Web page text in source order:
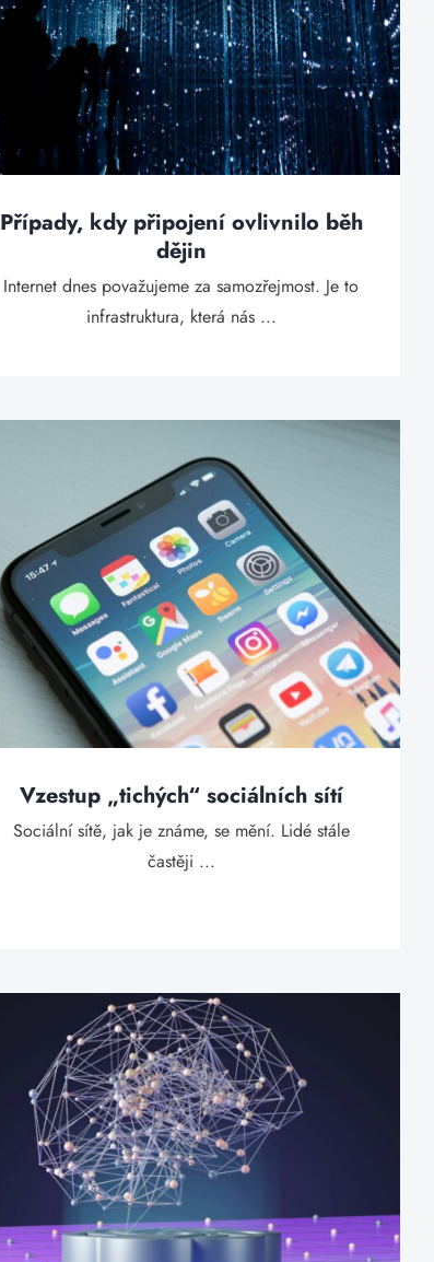
Případy, kdy připojení ovlivnilo běh
dějin
Internet dnes považujeme za samozřejmost. Je to
infrastruktura, která nás ...
Vzestup „tichých“ sociálních sítí
Sociální sítě, jak je známe, se mění. Lidé stále
častěji ...